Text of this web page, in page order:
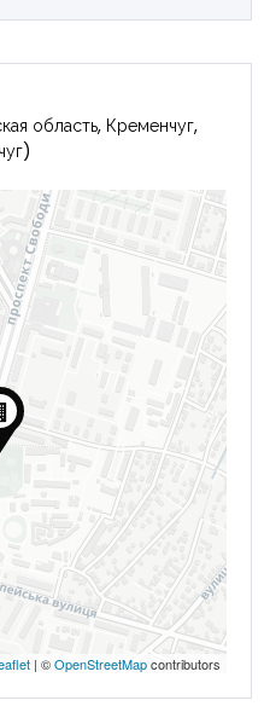
область, Кременчуг,
| ©OpenStreetMapcontributors